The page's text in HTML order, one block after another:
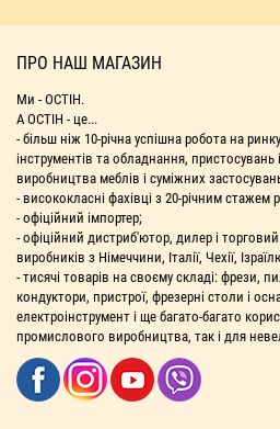
ПРО НАШ МАГАЗИН
Ми - ОСТІН.
А ОСТІН - це...
- більш ніж 10-річна успішна робота на
інструментів та обладнання, пристосувань
виробництва меблів і суміжних
- висококласні фахівці з 20-річним стажем
- офіційний імпортер;
- офіційний дистриб'ютор, дилер і
виробників з Німеччини, Італії, Чехії,
- тисячі товарів на своєму складі: фрези,
кондуктори, пристрої, фрезерні столи і
електроінструмент і ще багато-багато
промислового виробництва, так і для